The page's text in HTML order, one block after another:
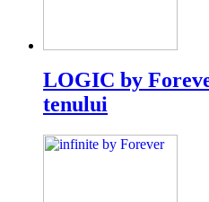
LOGIC by
tenului